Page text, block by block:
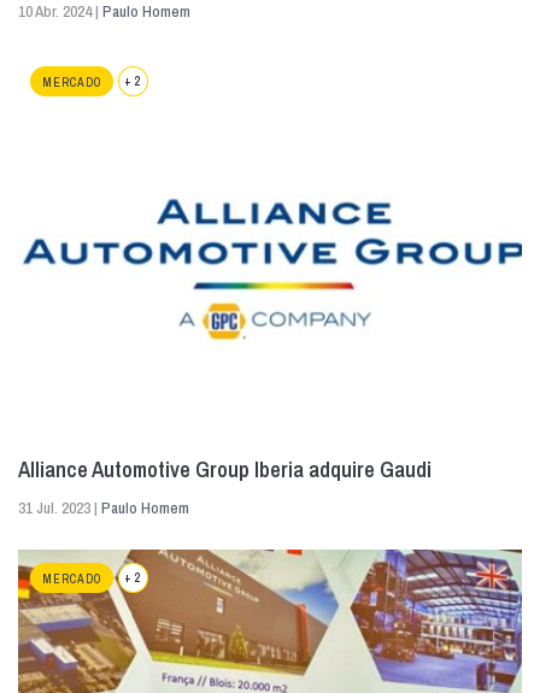
10 Abr. 2024 | Paulo Homem
MERCADO + 2
Alliance Automotive Group Iberia adquire Gaudi
31 Jul. 2023 | Paulo Homem
MERCADO + 2